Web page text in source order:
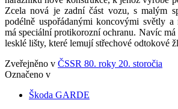
Zcela nová je zadní část vozu, s malým
podélně uspořádanými koncovými světly a
má speciální protikorozní ochranu. Navíc
lesklé lišty, které lemují střechové odtokové
Zveřejněno v ČSSR 80. roky 20. storočia
Označeno v
Škoda GARDE